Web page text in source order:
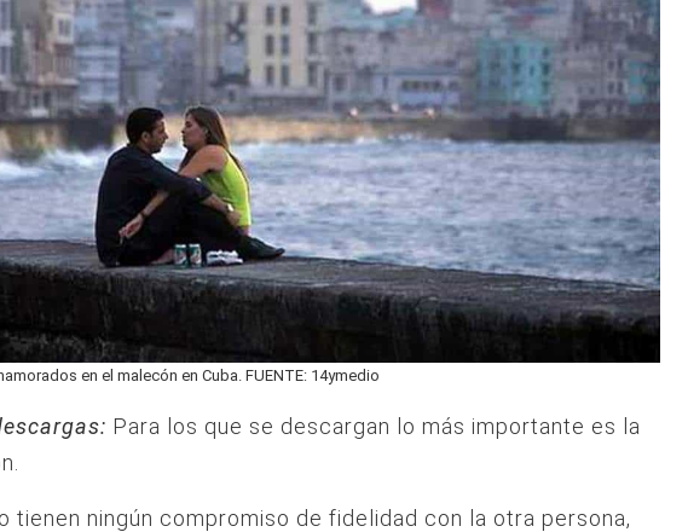
en el malecón en Cuba. FUENTE: 14ymedio
Para los que se descargan lo más importante es la
tienen ningún compromiso de fidelidad con la otra persona,